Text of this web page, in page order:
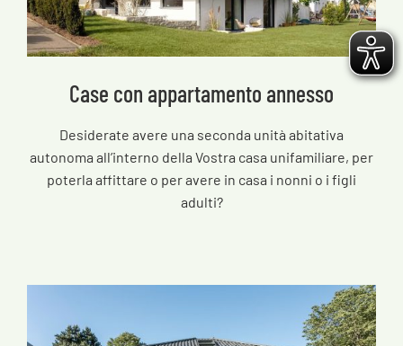
Case con appartamento annesso
Desiderate avere una seconda unità abitativa
autonoma all’interno della Vostra casa unifamiliare, per
poterla affittare o per avere in casa i nonni o i figli
adulti?